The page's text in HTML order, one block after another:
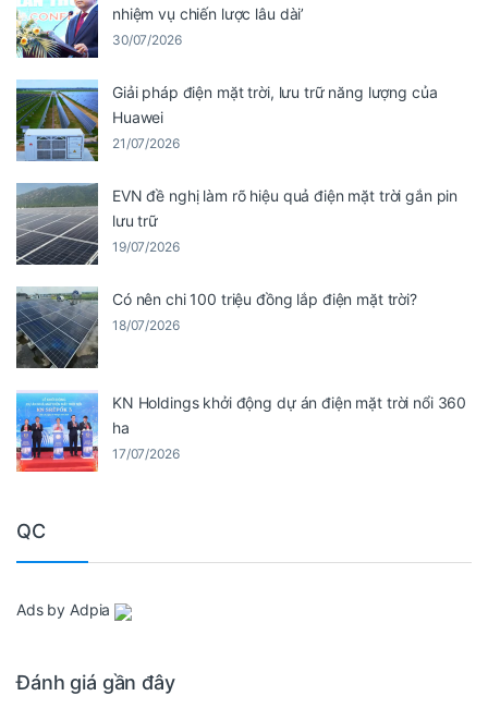
nhiệm vụ chiến lược lâu dài’
30/07/2026
Giải pháp điện mặt trời, lưu trữ năng lượng của
Huawei
21/07/2026
EVN đề nghị làm rõ hiệu quả điện mặt trời gắn pin
lưu trữ
19/07/2026
Có nên chi 100 triệu đồng lắp điện mặt trời?
18/07/2026
KN Holdings khởi động dự án điện mặt trời nổi 360
ha
17/07/2026
QC
Ads by Adpia
Đánh giá gần đây